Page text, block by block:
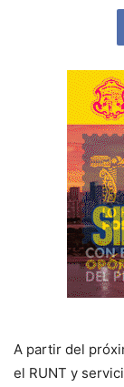
A partir del
el RUNT y